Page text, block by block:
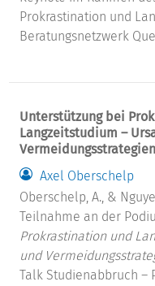
Prokrastination und
Beratungsnetzwerk
Unterstützung bei
Langzeitstudium –
Axel Oberschelp
Oberschelp, A., &
Teilnahme an der
Prokrastination und
und
Talk Studienabbruch –